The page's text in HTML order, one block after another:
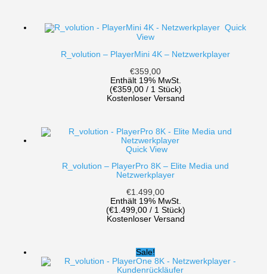
Quick
View
R_volution – PlayerMini 4K – Netzwerkplayer
€359,00
Enthält 19% MwSt.
(€359,00/ 1 Stück)
Kostenloser Versand
Quick View
R_volution – PlayerPro 8K – Elite Media und
Netzwerkplayer
€1.499,00
Enthält 19% MwSt.
(€1.499,00/ 1 Stück)
Kostenloser Versand
Sale!